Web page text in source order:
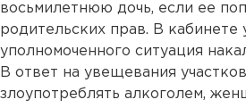
восьмилетнюю дочь, если ее
родительских прав. В кабинете
уполномоченного ситуация
В ответ на увещевания
злоупотреблять алкоголем,